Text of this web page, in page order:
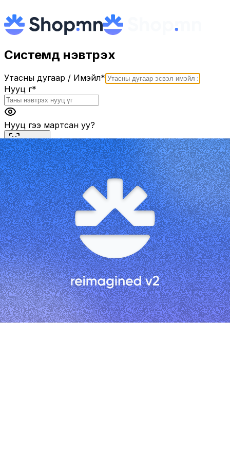
Системд нэвтрэх
Утасны дугаар / Имэйл*
Нууц үг*
Нууц үгээ мартсан уу?
Нэвтрэх
Шинэ хэрэглэгч үү? Бүртгэл үүсгэх
Эсвэл
Нэг удаагийн кодоор нэвтрэх
Google ашиглах